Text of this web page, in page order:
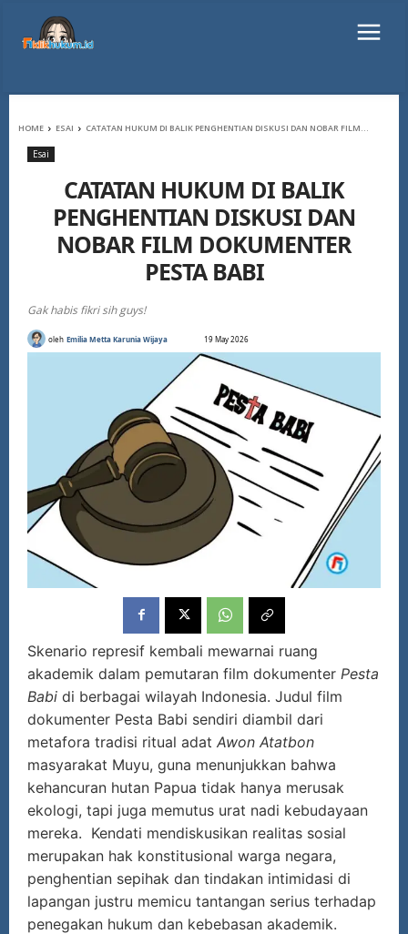
HOME ESAI CATATAN HUKUM DI BALIK PENGHENTIAN DISKUSI DAN NOBAR FILM...
Esai
CATATAN HUKUM DI BALIK
PENGHENTIAN DISKUSI DAN
NOBAR FILM DOKUMENTER
PESTA BABI
Gak habis fikri sih guys!
oleh Emilia Metta Karunia Wijaya 19 May 2026
Skenario represif kembali mewarnai ruang
akademik dalam pemutaran film dokumenter Pesta
Babi di berbagai wilayah Indonesia. Judul film
dokumenter Pesta Babi sendiri diambil dari
metafora tradisi ritual adat Awon Atatbon
masyarakat Muyu, guna menunjukkan bahwa
kehancuran hutan Papua tidak hanya merusak
ekologi, tapi juga memutus urat nadi kebudayaan
mereka. Kendati mendiskusikan realitas sosial
merupakan hak konstitusional warga negara,
penghentian sepihak dan tindakan intimidasi di
lapangan justru memicu tantangan serius terhadap
penegakan hukum dan kebebasan akademik.